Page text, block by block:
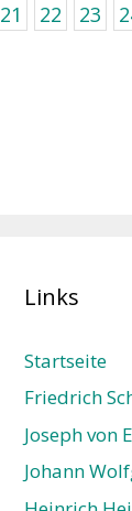
21 22 23
Links
Startseite
Friedrich
Joseph von
Johann